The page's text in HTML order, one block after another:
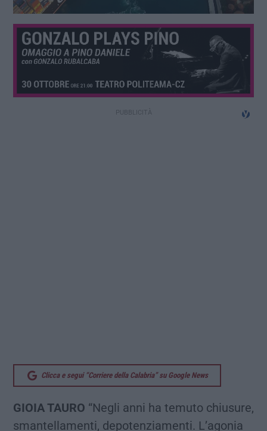
Clicca e segui “Corriere della Calabria” su Google News
GIOIA TAURO “Negli anni ha temuto chiusure,
smantellamenti, depotenziamenti. L’agonia